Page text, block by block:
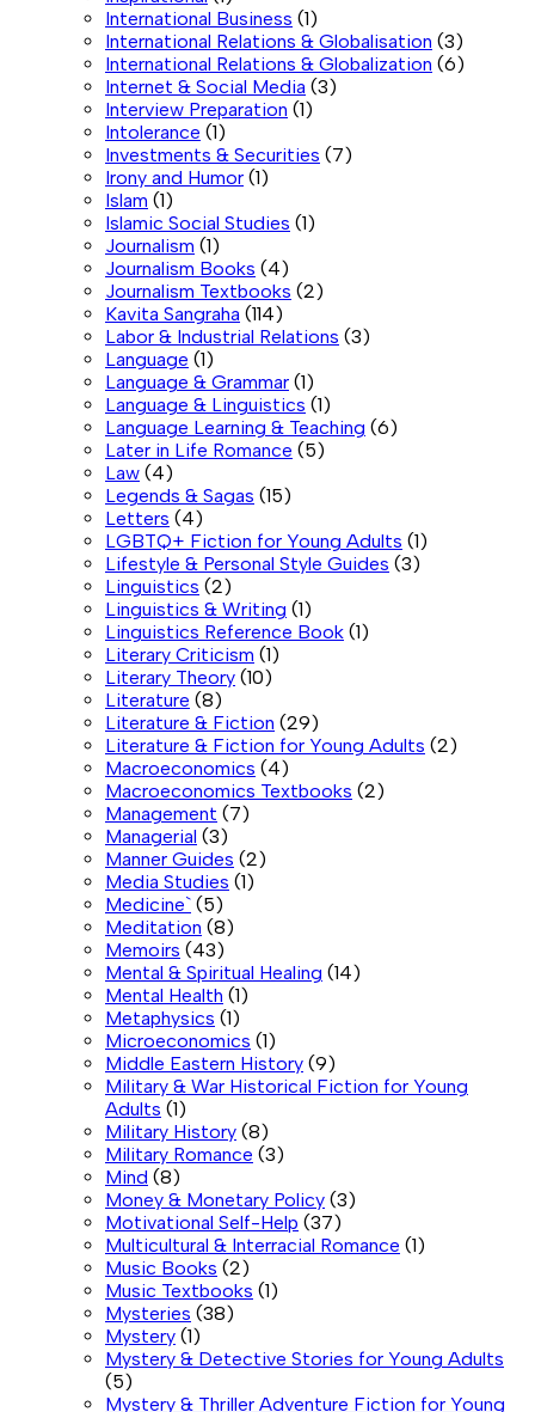
International Business (1)
International Relations & Globalisation (3)
International Relations & Globalization (6)
Internet & Social Media (3)
Interview Preparation (1)
Intolerance (1)
Investments & Securities (7)
Irony and Humor (1)
Islam (1)
Islamic Social Studies (1)
Journalism (1)
Journalism Books (4)
Journalism Textbooks (2)
Kavita Sangraha (114)
Labor & Industrial Relations (3)
Language (1)
Language & Grammar (1)
Language & Linguistics (1)
Language Learning & Teaching (6)
Later in Life Romance (5)
Law (4)
Legends & Sagas (15)
Letters (4)
LGBTQ+ Fiction for Young Adults (1)
Lifestyle & Personal Style Guides (3)
Linguistics (2)
Linguistics & Writing (1)
Linguistics Reference Book (1)
Literary Criticism (1)
Literary Theory (10)
Literature (8)
Literature & Fiction (29)
Literature & Fiction for Young Adults (2)
Macroeconomics (4)
Macroeconomics Textbooks (2)
Management (7)
Managerial (3)
Manner Guides (2)
Media Studies (1)
Medicine` (5)
Meditation (8)
Memoirs (43)
Mental & Spiritual Healing (14)
Mental Health (1)
Metaphysics (1)
Microeconomics (1)
Middle Eastern History (9)
Military & War Historical Fiction for Young
Adults (1)
Military History (8)
Military Romance (3)
Mind (8)
Money & Monetary Policy (3)
Motivational Self-Help (37)
Multicultural & Interracial Romance (1)
Music Books (2)
Music Textbooks (1)
Mysteries (38)
Mystery (1)
Mystery & Detective Stories for Young Adults
(5)
Mystery & Thriller Adventure Fiction for Young